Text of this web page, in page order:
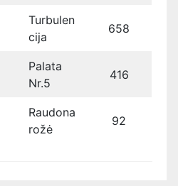
Turbulen
cija
658
Palata
Nr.5
416
Raudona
rožė
92